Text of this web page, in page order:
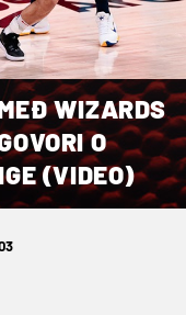
WIZARDS
O
(VIDEO)